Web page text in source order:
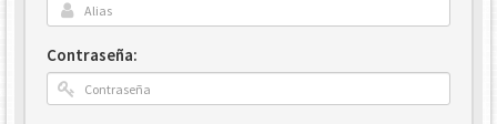
Contraseña: